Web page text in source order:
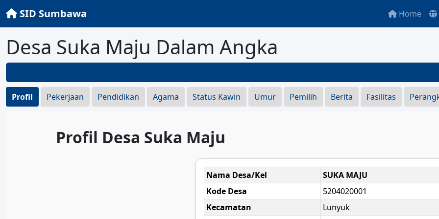
SID Sumbawa Home
Desa Suka Maju Dalam Angka
Profil Pekerjaan Pendidikan Agama Status Kawin Umur Pemilih Berita Fasilitas
Profil Desa Suka Maju
Nama Desa/Kel
SUKA MAJU
Kode Desa
5204020001
Kecamatan
Lunyuk